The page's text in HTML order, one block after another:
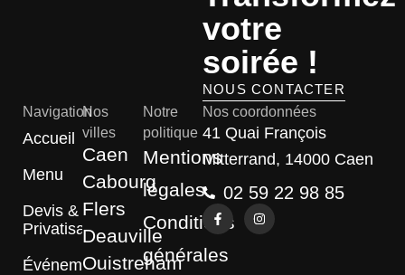
votre
soirée !
NOUS CONTACTER
Navigation
Accueil
Menu
Devis &
Privatisation
Événements
Nos
villes
Caen
Cabourg
Flers
Deauville
Ouistreham
Notre
politique
Mentions
légales
Conditions
générales
Nos coordonnées
41 Quai François
Mitterrand, 14000 Caen
02 59 22 98 85